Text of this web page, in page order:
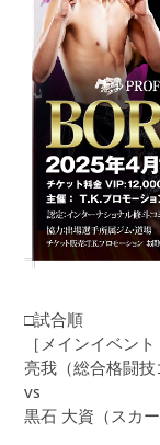
□試合順
［メインイベン
亮我（総合格闘技
vs
黒石 大資（スカー